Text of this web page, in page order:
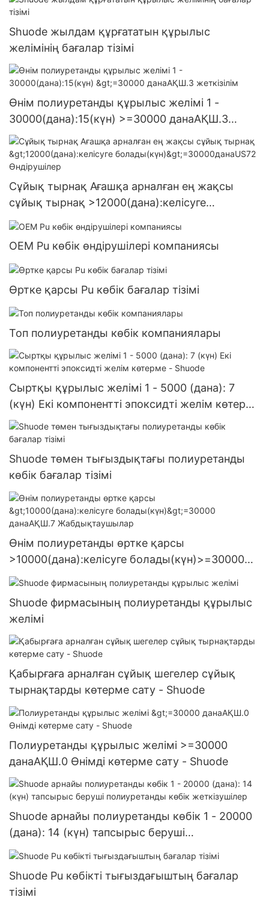
Shuode жылдам құрғататын құрылыс
желімінің бағалар тізімі
Өнім полиуретанды құрылыс желімі 1 -
30000(дана):15(күн) >=30000 данаАҚШ.3
жеткізілім
Сұйық тырнақ Ағашқа арналған ең жақсы
сұйық тырнақ >12000(дана):келісуге
болады(күн)>=30000данаUS72 Өндірушілер
OEM Pu көбік өндірушілері компаниясы
Өртке қарсы Pu көбік бағалар тізімі
Топ полиуретанды көбік компаниялары
Сыртқы құрылыс желімі 1 - 5000 (дана): 7
(күн) Екі компонентті эпоксидті желім көтерме
- Shuode
Shuode төмен тығыздықтағы полиуретанды
көбік бағалар тізімі
Өнім полиуретанды өртке қарсы
>10000(дана):келісуге болады(күн)>=30000
данаАҚШ.7 Жабдықтаушылар
Shuode фирмасының полиуретанды құрылыс
желімі
Қабырғаға арналған сұйық шегелер сұйық
тырнақтарды көтерме сату - Shuode
Полиуретанды құрылыс желімі >=30000
данаАҚШ.0 Өнімді көтерме сату - Shuode
Shuode арнайы полиуретанды көбік 1 - 20000
(дана): 14 (күн) тапсырыс беруші
полиуретанды көбік жеткізушілер
Shuode Pu көбікті тығыздағыштың бағалар
тізімі